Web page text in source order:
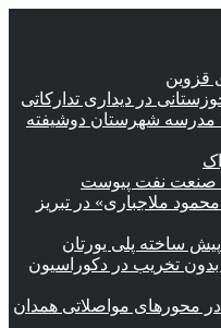
قزوین
در دیداری تدارکاتی
مدیر آموزش و پرورش دیّر: ۲۰ مدرسه شهرستان دوشیفته
صنعت نفت پیوست
ملاجباری» در تبریز
پیش ساخته پلی یورتان
تخریب در دکوراسیون
هزار تردد در محورهای مواصلاتی همدان